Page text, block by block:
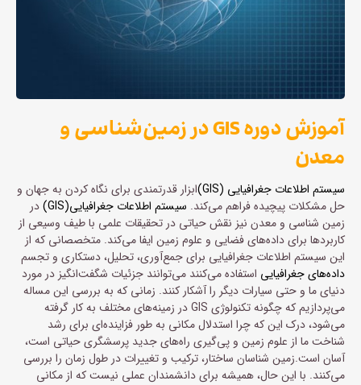
آموزش دوره GIS در زمین‌شناسی و
معدن
سیستم اطلاعات جغرافیایی (GIS)
ابزار قدرتمندی برای نگاه کردن به جهان و
حل مشکلات پیچیده فراهم می‌کند. سیستم اطلاعات جغرافیایی(GIS)
در
زمین شناسی و معدن نیز نقش حیاتی در تحقیقات علمی با طیف وسیعی از
کاربردها برای داده‌های فضایی و علوم زمین ایفا می‌کند. متخصصانی که از
این سیستم اطلاعات جغرافیایی برای جمع‌آوری، تحلیل، دستکاری و تجسم
داده‌های جغرافیایی استفاده می‌کنند می‌توانند جزئیات شگفت‌انگیز در مورد
دنیای ما و حتی سیارات دیگر را آشکار کنند. زمانی که به بررسی این مساله
می‌پردازیم که چگونه تکنولوژی GIS در زمینه‌های مختلف به کار گرفته
می‌شود، درک این که چرا استدلال مکانی به طور فزاینده‌ای برای رشد
شناخت ما از علوم زمین و پی‌گیری راه‌های جدید پرسشگری حیاتی است،
آسان است.زمین شناسان ساختار، ترکیب و تغییرات در طول زمان را بررسی
می‌کنند. با این حال، همیشه برای دانشمندان عملی نیست که از مکانی